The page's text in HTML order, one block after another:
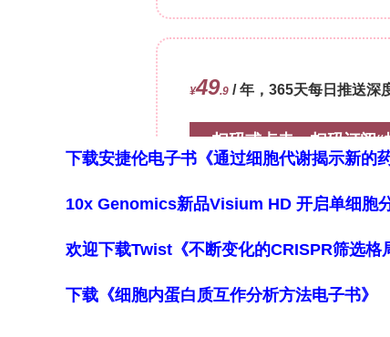
活性物质累积释放呈剂量依赖性，
双相释放：前6 h快速突释(5RoHi首
降低)，6 h后平缓持续释放(基质内包
支持愈合。
3.8 Antioxidant Activity of RoHi-
DPPH自由基清除率：Raw-NA
3% RoHi 60.85%，5% RoHi
3.9 Antibacterial Effectiveness of
AATCC 100定量及纸片扩散法均显
下载安捷伦电子书《通过细胞代谢揭示新的
10x Genomics新品Visium HD 开启单细胞
欢迎下载Twist《不断变化的CRISPR筛选格
下载《细胞内蛋白质互作分析方法电子书》